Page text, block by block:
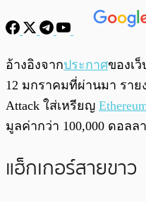
พร้อมเล่น
อ้างอิงจากประกาศของเ
12 มกราคมที่ผ่านมา ราย
Attack ใส่เหรียญ
มูลค่ากว่า 100,000 ดอลล
แฮ็กเกอร์สายขาว